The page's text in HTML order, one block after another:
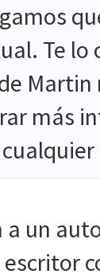
Te lo
Martin
más
a un